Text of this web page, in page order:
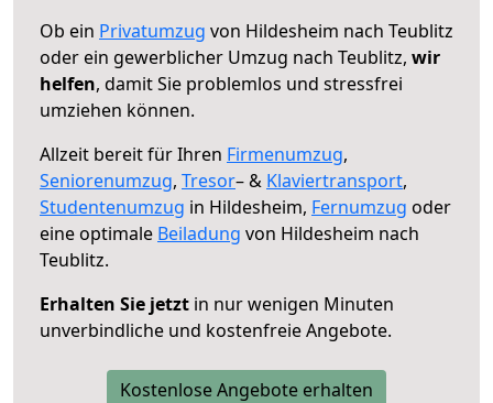
Ob ein Privatumzug von Hildesheim nach Teublitz
oder ein gewerblicher Umzug nach Teublitz, wir
helfen, damit Sie problemlos und stressfrei
umziehen können.
Allzeit bereit für Ihren Firmenumzug,
Seniorenumzug, Tresor– & Klaviertransport,
Studentenumzug in Hildesheim, Fernumzug oder
eine optimale Beiladung von Hildesheim nach
Teublitz.
Erhalten Sie jetzt in nur wenigen Minuten
unverbindliche und kostenfreie Angebote.
Kostenlose Angebote erhalten